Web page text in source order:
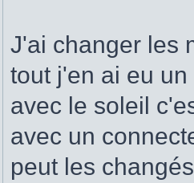
J'ai changer les
tout j'en ai eu
avec le soleil
avec un
peut les